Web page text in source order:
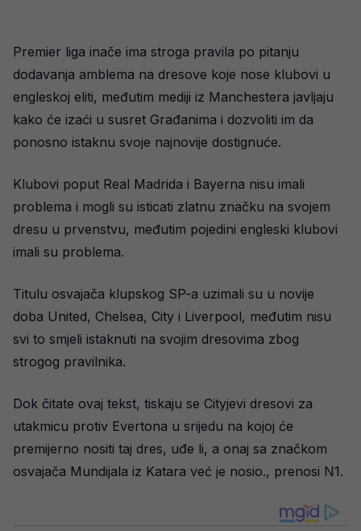
Premier liga inače ima stroga pravila po pitanju
dodavanja amblema na dresove koje nose klubovi u
engleskoj eliti, međutim mediji iz Manchestera javljaju
kako će izaći u susret Građanima i dozvoliti im da
ponosno istaknu svoje najnovije dostignuće.
Klubovi poput Real Madrida i Bayerna nisu imali
problema i mogli su isticati zlatnu značku na svojem
dresu u prvenstvu, međutim pojedini engleski klubovi
imali su problema.
Titulu osvajača klupskog SP-a uzimali su u novije
doba United, Chelsea, City i Liverpool, međutim nisu
svi to smjeli istaknuti na svojim dresovima zbog
strogog pravilnika.
Dok čitate ovaj tekst, tiskaju se Cityjevi dresovi za
utakmicu protiv Evertona u srijedu na kojoj će
premijerno nositi taj dres, uđe li, a onaj sa značkom
osvajača Mundijala iz Katara već je nosio., prenosi N1.